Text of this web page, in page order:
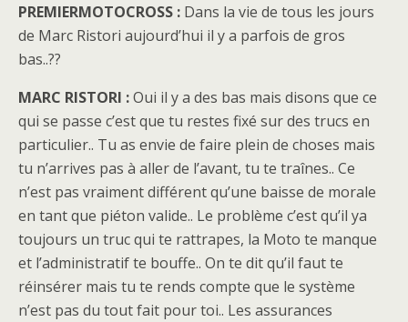
PREMIERMOTOCROSS : Dans la vie de tous les jours
de Marc Ristori aujourd’hui il y a parfois de gros
bas..??
MARC RISTORI :Oui il y a des bas mais disons que ce
qui se passe c’est que tu restes fixé sur des trucs en
particulier.. Tu as envie de faire plein de choses mais
tu n’arrives pas à aller de l’avant, tu te traînes.. Ce
n’est pas vraiment différent qu’une baisse de morale
en tant que piéton valide.. Le problème c’est qu’il ya
toujours un truc qui te rattrapes, la Moto te manque
et l’administratif te bouffe.. On te dit qu’il faut te
réinsérer mais tu te rends compte que le système
n’est pas du tout fait pour toi.. Les assurances